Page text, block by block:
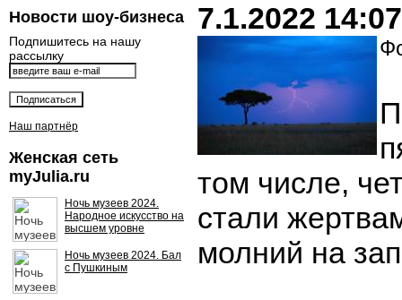
Новости шоу-бизнеса
Подпишитесь на нашу
рассылку
Наш партнёр
Женская сеть
myJulia.ru
Ночь музеев 2024.
Народное искусство на
высшем уровне
Ночь музеев 2024. Бал
с Пушкиным
7.1.2022 14:07
том числе,
стали
молний на